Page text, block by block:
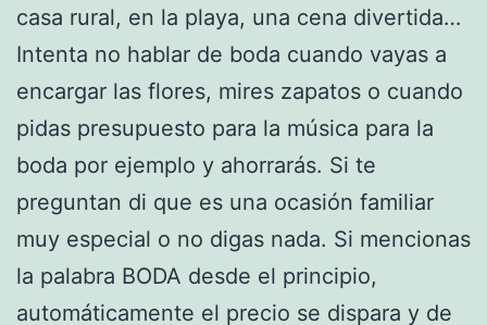
casa rural, en la playa, una cena divertida…
Intenta no hablar de boda cuando vayas a
encargar las flores, mires zapatos o cuando
pidas presupuesto para la música para la
boda por ejemplo y ahorrarás. Si te
preguntan di que es una ocasión familiar
muy especial o no digas nada. Si mencionas
la palabra BODA desde el principio,
automáticamente el precio se dispara y de